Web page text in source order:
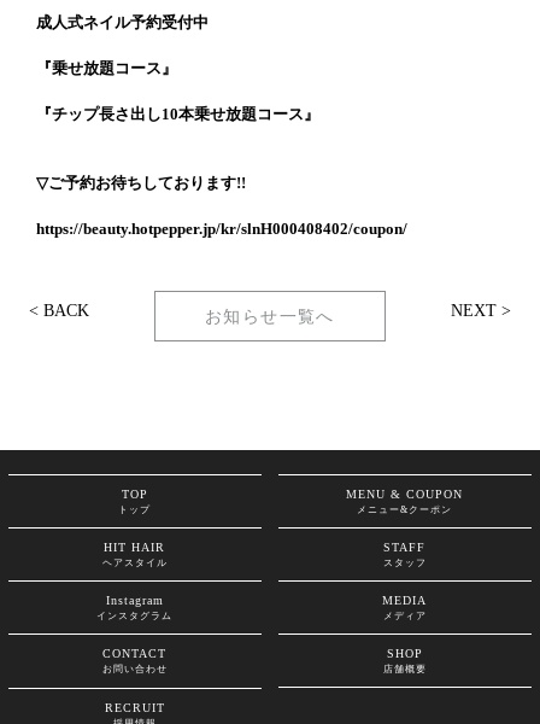
成人式ネイル予約受付中
『乗せ放題コース』
『チップ長さ出し10本乗せ放題コース』
▽ご予約お待ちしております!!
https://beauty.hotpepper.jp/kr/slnH000408402/coupon/
< BACK お知らせ一覧へ NEXT >
TOP
トップ
MENU & COUPON
メニュー&クーポン
HIT HAIR
ヘアスタイル
STAFF
スタッフ
Instagram
インスタグラム
MEDIA
メディア
CONTACT
お問い合わせ
SHOP
店舗概要
RECRUIT